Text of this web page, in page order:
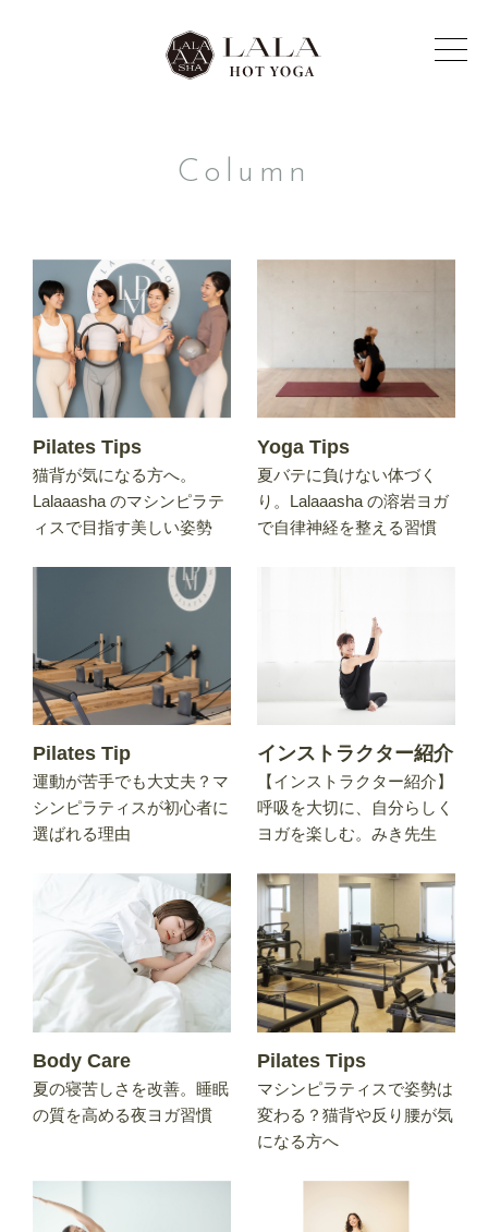
Column
Pilates Tips
猫背が気になる方へ。
Lalaaasha のマシンピラテ
ィスで目指す美しい姿勢
Yoga Tips
夏バテに負けない体づく
り。Lalaaasha の溶岩ヨガ
で自律神経を整える習慣
Pilates Tip
運動が苦手でも大丈夫？マ
シンピラティスが初心者に
選ばれる理由
インストラクター紹介
【インストラクター紹介】
呼吸を大切に、自分らしく
ヨガを楽しむ。みき先生
Body Care
夏の寝苦しさを改善。睡眠
の質を高める夜ヨガ習慣
Pilates Tips
マシンピラティスで姿勢は
変わる？猫背や反り腰が気
になる方へ